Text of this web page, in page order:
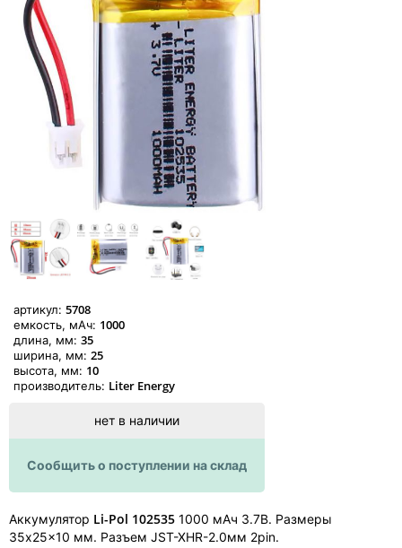
артикул: 5708
емкость, мАч: 1000
длина, мм: 35
ширина, мм: 25
высота, мм: 10
производитель: Liter Energy
нет в наличии
Сообщить о поступлении на склад
Аккумулятор Li-Pol 102535 1000 мАч 3.7В. Размеры
35x25x10 мм. Разъем JST-XHR-2.0мм 2pin.